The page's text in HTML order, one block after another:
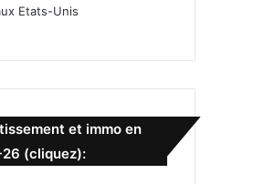
Etats-Unis
et immo en
(cliquez):